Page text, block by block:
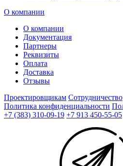
О компании
О компании
Документация
Партнеры
Реквизиты
Оплата
Доставка
Отзывы
Проектировщикам Сотрудничество
Политика конфиденциальности
+7 (383) 310-09-19 +7 913 450-55-05